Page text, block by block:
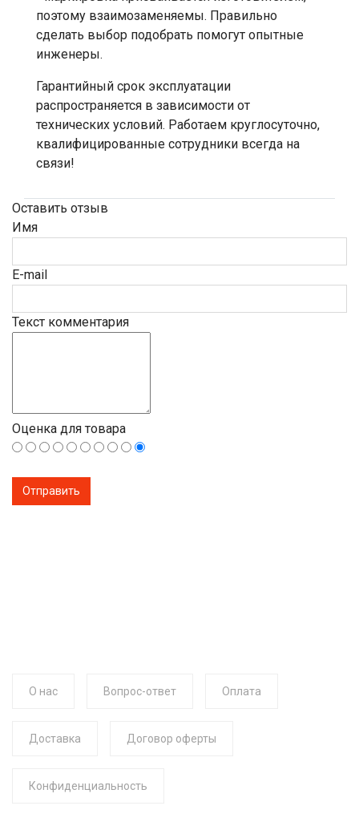
поэтому взаимозаменяемы. Правильно
сделать выбор подобрать помогут опытные
инженеры.
Гарантийный срок эксплуатации
распространяется в зависимости от
технических условий. Работаем круглосуточно,
квалифицированные сотрудники всегда на
связи!
Оставить отзыв
Имя
E-mail
Текст комментария
Оценка для товара
О нас Вопрос-ответ Оплата
Доставка Договор оферты
Конфиденциальность